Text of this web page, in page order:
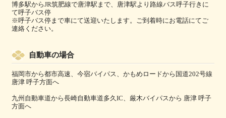
博多駅からJR筑肥線で唐津駅まで、唐津駅より路線バス呼子行きに
て呼子バス停
※呼子バス停まで車にて送迎いたします。ご到着時にお電話にてご
連絡ください。
自動車の場合
福岡市から都市高速、今宿バイパス、かもめロードから国道202号線
唐津 呼子方面へ
九州自動車道から長崎自動車道多久IC、厳木バイパスから 唐津 呼子
方面へ